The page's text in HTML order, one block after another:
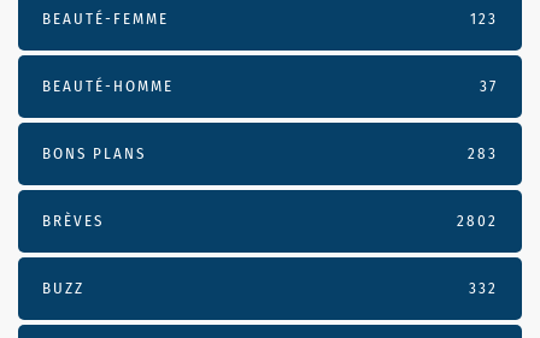
BEAUTÉ-FEMME 123
BEAUTÉ-HOMME 37
BONS PLANS 283
BRÈVES 2802
BUZZ 332